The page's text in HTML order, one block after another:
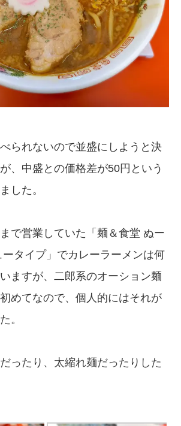
られないので並盛にしようと決
、中盛との価格差が50円という
した。
で営業していた「麺＆食堂 ぬー
ータイプ」でカレーラーメンは何
ますが、二郎系のオーション麺
めてなので、個人的にはそれが
。
ったり、太縮れ麺だったりした